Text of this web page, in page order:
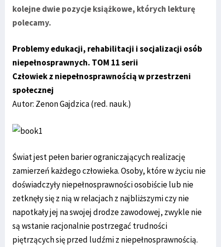
kolejne dwie pozycje książkowe, których lekturę
polecamy.
Problemy edukacji, rehabilitacji i socjalizacji osób
niepełnosprawnych. TOM 11 serii
Człowiek z niepełnosprawnością w przestrzeni
społecznej
Autor: Zenon Gajdzica (red. nauk.)
Świat jest pełen barier ograniczających realizację
zamierzeń każdego człowieka. Osoby, które w życiu nie
doświadczyły niepełnosprawności osobiście lub nie
zetknęły się z nią w relacjach z najbliższymi czy nie
napotkały jej na swojej drodze zawodowej, zwykle nie
są wstanie racjonalnie postrzegać trudności
piętrzących się przed ludźmi z niepełnosprawnością.